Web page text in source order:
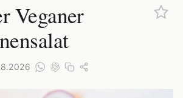
Veganer